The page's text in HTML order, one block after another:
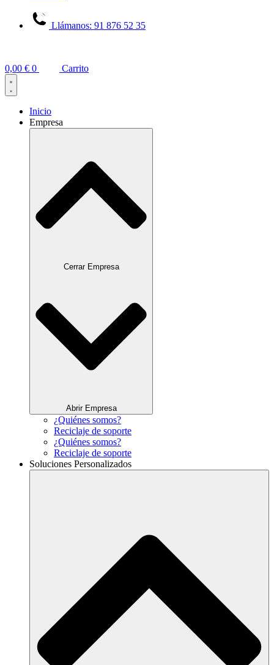
Llámanos: 91 876 52 35
0,00 € 0 Carrito
Inicio
Empresa
Cerrar Empresa
Abrir Empresa
¿Quiénes somos?
Reciclaje de soporte
¿Quiénes somos?
Reciclaje de soporte
Soluciones Personalizados